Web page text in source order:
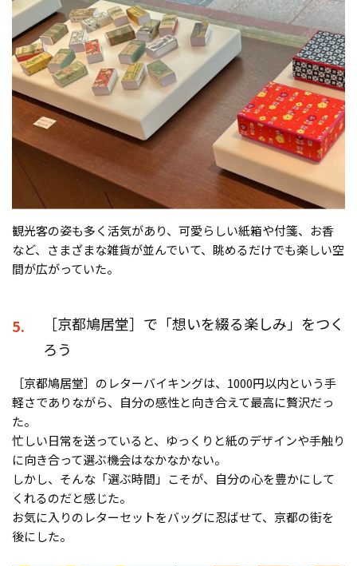
観光客の姿も多く活気があり、可愛らしい紙箱や付箋、お香
など、さまざまな雑貨が並んでいて、眺めるだけでも楽しい空
間が広がっていた。
5.
［京都鳩居堂］で「想いを綴る楽しみ」をつく
ろう
［京都鳩居堂］のレターバイキングは、1000円以内という手
軽さでありながら、自分の感性と向き合えて最高に贅沢だっ
た。
忙しい日常を送っていると、ゆっくりと紙のデザインや手触り
に向き合って選ぶ機会はなかなかない。
しかし、そんな「選ぶ時間」こそが、自分の心を豊かにして
くれるのだと感じた。
お気に入りのレターセットをバッグに忍ばせて、京都の街を
後にした。